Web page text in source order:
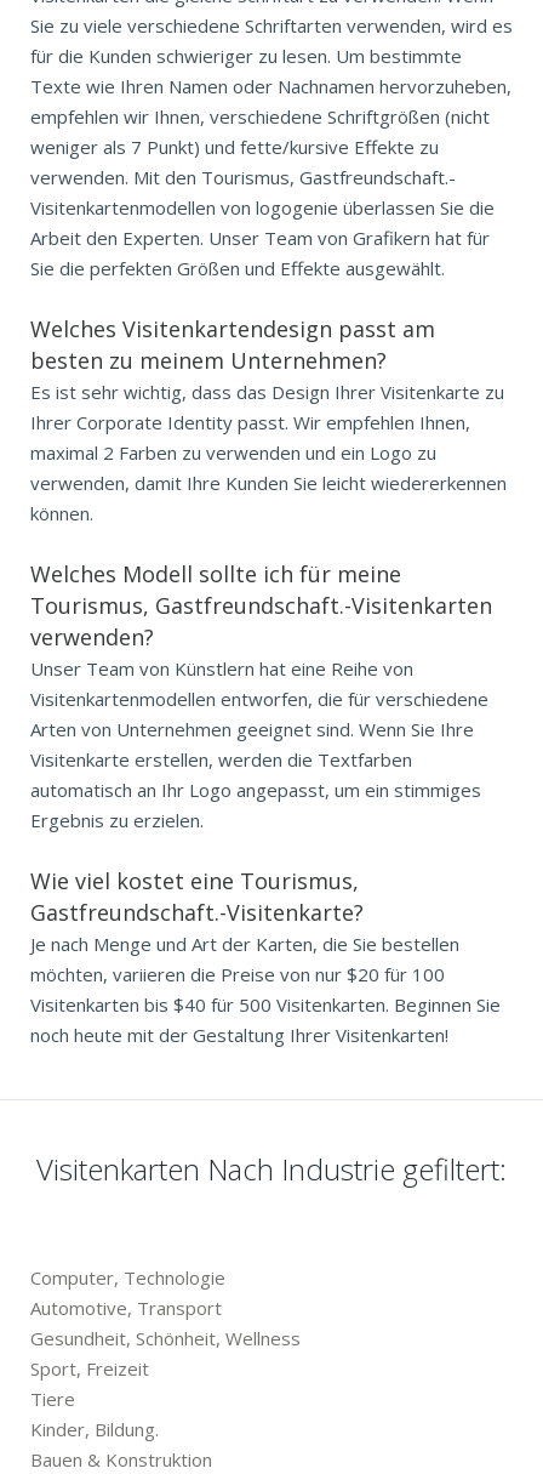
Sie zu viele verschiedene Schriftarten verwenden, wird es
für die Kunden schwieriger zu lesen. Um bestimmte
Texte wie Ihren Namen oder Nachnamen hervorzuheben,
empfehlen wir Ihnen, verschiedene Schriftgrößen (nicht
weniger als 7 Punkt) und fette/kursive Effekte zu
verwenden. Mit den Tourismus, Gastfreundschaft.-
Visitenkartenmodellen von logogenie überlassen Sie die
Arbeit den Experten. Unser Team von Grafikern hat für
Sie die perfekten Größen und Effekte ausgewählt.
Welches Visitenkartendesign passt am
besten zu meinem Unternehmen?
Es ist sehr wichtig, dass das Design Ihrer Visitenkarte zu
Ihrer Corporate Identity passt. Wir empfehlen Ihnen,
maximal 2 Farben zu verwenden und ein Logo zu
verwenden, damit Ihre Kunden Sie leicht wiedererkennen
können.
Welches Modell sollte ich für meine
Tourismus, Gastfreundschaft.-Visitenkarten
verwenden?
Unser Team von Künstlern hat eine Reihe von
Visitenkartenmodellen entworfen, die für verschiedene
Arten von Unternehmen geeignet sind. Wenn Sie Ihre
Visitenkarte erstellen, werden die Textfarben
automatisch an Ihr Logo angepasst, um ein stimmiges
Ergebnis zu erzielen.
Wie viel kostet eine Tourismus,
Gastfreundschaft.-Visitenkarte?
Je nach Menge und Art der Karten, die Sie bestellen
möchten, variieren die Preise von nur $20 für 100
Visitenkarten bis $40 für 500 Visitenkarten. Beginnen Sie
noch heute mit der Gestaltung Ihrer Visitenkarten!
Visitenkarten Nach Industrie gefiltert:
Computer, Technologie
Automotive, Transport
Gesundheit, Schönheit, Wellness
Sport, Freizeit
Tiere
Kinder, Bildung.
Bauen & Konstruktion